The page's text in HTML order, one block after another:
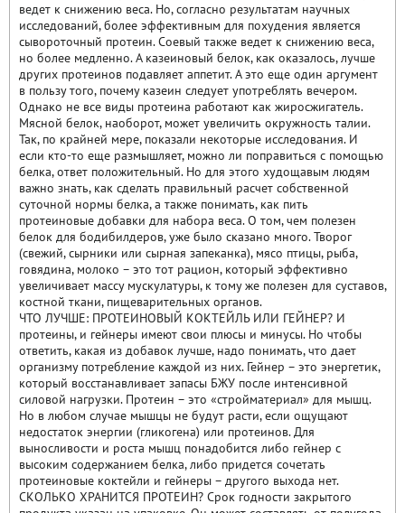
ведет к снижению веса. Но, согласно результатам научных
исследований, более эффективным для похудения является
сывороточный протеин. Соевый также ведет к снижению веса,
но более медленно. А казеиновый белок, как оказалось, лучше
других протеинов подавляет аппетит. А это еще один аргумент
в пользу того, почему казеин следует употреблять вечером.
Однако не все виды протеина работают как жиросжигатель.
Мясной белок, наоборот, может увеличить окружность талии.
Так, по крайней мере, показали некоторые исследования. И
если кто-то еще размышляет, можно ли поправиться с помощью
белка, ответ положительный. Но для этого худощавым людям
важно знать, как сделать правильный расчет собственной
суточной нормы белка, а также понимать, как пить
протеиновые добавки для набора веса. О том, чем полезен
белок для бодибилдеров, уже было сказано много. Творог
(свежий, сырники или сырная запеканка), мясо птицы, рыба,
говядина, молоко – это тот рацион, который эффективно
увеличивает массу мускулатуры, к тому же полезен для суставов,
костной ткани, пищеварительных органов.
ЧТО ЛУЧШЕ: ПРОТЕИНОВЫЙ КОКТЕЙЛЬ ИЛИ ГЕЙНЕР? И
протеины, и гейнеры имеют свои плюсы и минусы. Но чтобы
ответить, какая из добавок лучше, надо понимать, что дает
организму потребление каждой из них. Гейнер – это энергетик,
который восстанавливает запасы БЖУ после интенсивной
силовой нагрузки. Протеин – это «стройматериал» для мышц.
Но в любом случае мышцы не будут расти, если ощущают
недостаток энергии (гликогена) или протеинов. Для
выносливости и роста мышц понадобится либо гейнер с
высоким содержанием белка, либо придется сочетать
протеиновые коктейли и гейнеры – другого выхода нет.
СКОЛЬКО ХРАНИТСЯ ПРОТЕИН? Срок годности закрытого